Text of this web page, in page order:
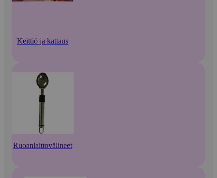
Keittiö ja kattaus
Ruoanlaittovälineet